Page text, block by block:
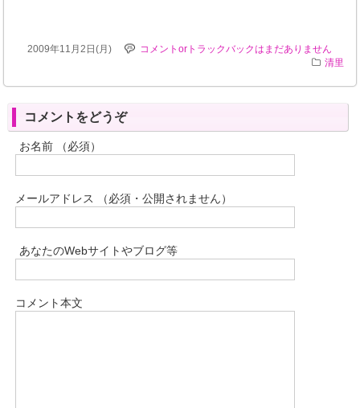
2009年11月2日(月)
コメントorトラックバックはまだありません
清里
コメントをどうぞ
お名前 （必須）
メールアドレス （必須・公開されません）
あなたのWebサイトやブログ等
コメント本文